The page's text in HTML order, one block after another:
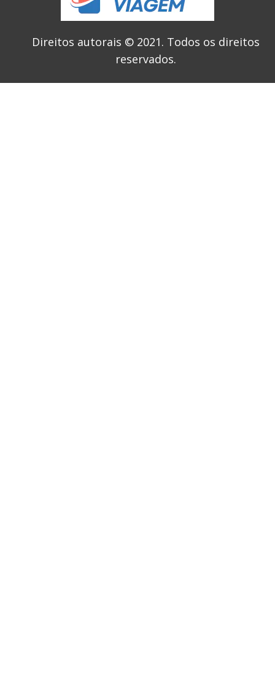
Direitos autorais © 2021. Todos os direitos
reservados.